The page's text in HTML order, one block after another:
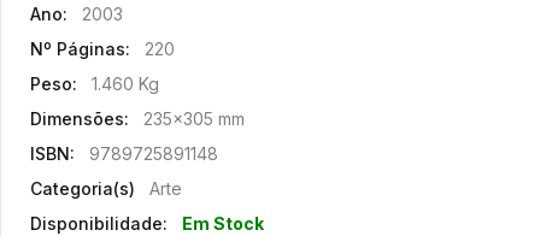
Ano:
2003
Nº Páginas:
220
Peso:
1.460 Kg
Dimensões:
235x305 mm
ISBN:
9789725891148
Categoria(s)
Arte
Disponibilidade:
Em Stock